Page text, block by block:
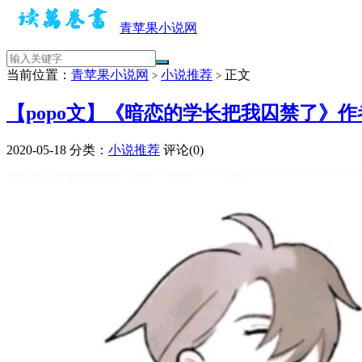
青苹果小说网
当前位置： 青苹果小说网 > 小说推荐 > 正文
【popo文】《暗恋的学长把我囚禁了》
2020-05-18 分类： 小说推荐 评论(0)